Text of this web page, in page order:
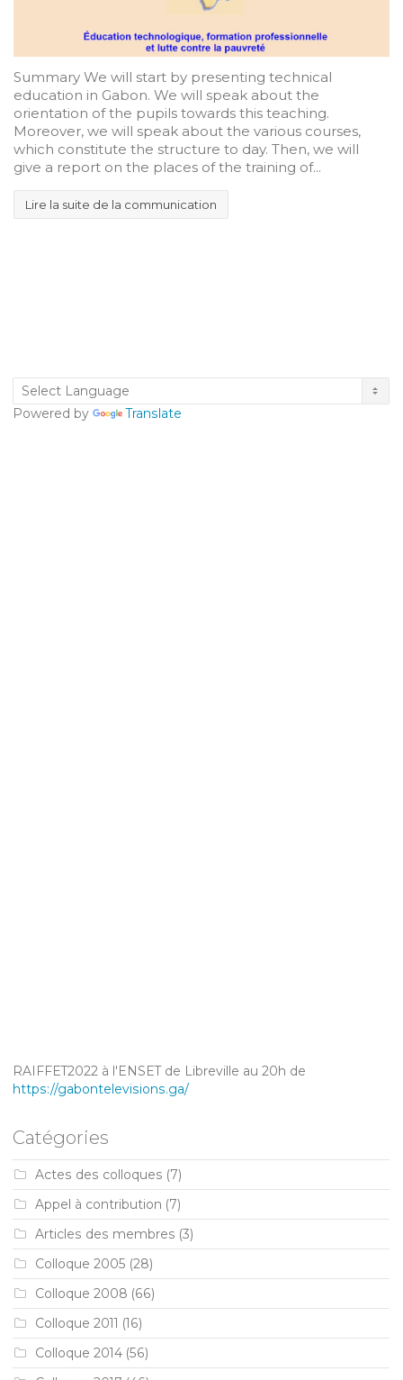
Summary We will start by presenting technical
education in Gabon. We will speak about the
orientation of the pupils towards this teaching.
Moreover, we will speak about the various courses,
which constitute the structure to day. Then, we will
give a report on the places of the training of...
Lire la suite de la communication
Powered by Translate
RAIFFET2022 à l'ENSET de Libreville au 20h de
https://gabontelevisions.ga/
Catégories
Actes des colloques (7)
Appel à contribution (7)
Articles des membres (3)
Colloque 2005 (28)
Colloque 2008 (66)
Colloque 2011 (16)
Colloque 2014 (56)